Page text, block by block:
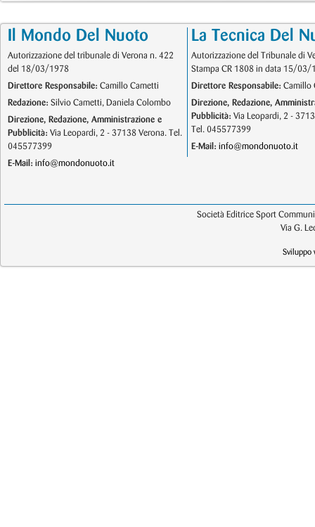
Il Mondo Del Nuoto
Autorizzazione del tribunale di Verona n. 422
del 18/03/1978
Direttore Responsabile: Camillo Cametti
Redazione: Silvio Cametti, Daniela Colombo
Direzione, Redazione, Amministrazione e
Pubblicità: Via Leopardi, 2 - 37138 Verona. Tel.
045577399
E-Mail: info@mondonuoto.it
La Tecnica Del
Autorizzazione del Tribunale di
Stampa CR 1808 in data 15/03/
Direttore Responsabile: Camillo
Direzione, Redazione,
Pubblicità: Via Leopardi, 2 -
Tel. 045577399
E-Mail: info@mondonuoto.it
Società Editrice Sport
Via G.
Sviluppo